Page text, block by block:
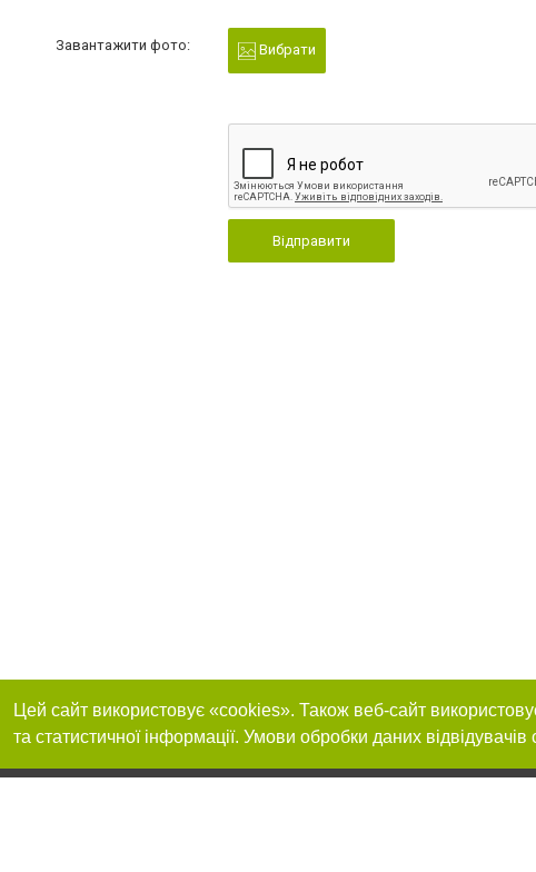
Завантажити фото: Вибрати
Відправити
Цей сайт використовує «cookies». Також веб-сайт
та статистичної інформації. Умови обробки даних відвідувачів